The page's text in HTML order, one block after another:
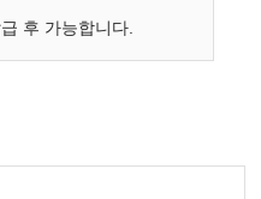
후 가능합니다.